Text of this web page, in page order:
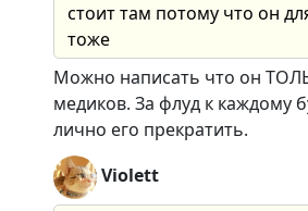
стоит там потому что он
тоже
Можно написать что он
медиков. За флуд к каждому
лично его прекратить.
Violett